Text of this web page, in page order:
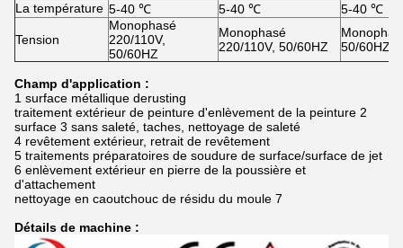
La température 5-40 ℃ 5-40 ℃ 5-40 ℃
Tension
Monophasé
220/110V,
50/60HZ
Monophasé
220/110V, 50/60HZ
50/60HZ
Champ d'application :
1 surface métallique derusting
traitement extérieur de peinture d'enlèvement de la peinture 2
surface 3 sans saleté, taches, nettoyage de saleté
4 revêtement extérieur, retrait de revêtement
5 traitements préparatoires de soudure de surface/surface de jet
6 enlèvement extérieur en pierre de la poussière et
d'attachement
nettoyage en caoutchouc de résidu du moule 7
Détails de machine :